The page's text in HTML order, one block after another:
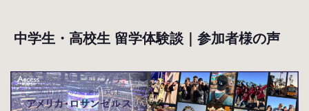
中学生・高校生 留学体験談｜参加者様の声